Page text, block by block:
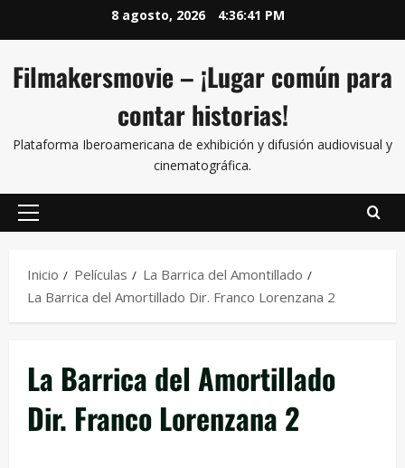
8 agosto, 2026 4:36:41 PM
Filmakersmovie – ¡Lugar común para
contar historias!
Plataforma Iberoamericana de exhibición y difusión audiovisual y
cinematográfica.
Inicio Películas
La Barrica del Amontillado
La Barrica del Amortillado Dir. Franco Lorenzana 2
La Barrica del Amortillado
Dir. Franco Lorenzana 2